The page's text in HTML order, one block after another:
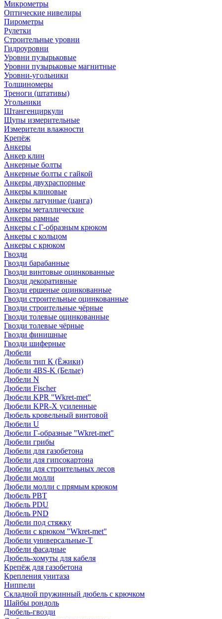
Микрометры
Оптические нивелиры
Пирометры
Рулетки
Строительные уровни
Гидроуровни
Уровни пузырьковые
Уровни пузырьковые магнитные
Уровни-угольники
Толщиномеры
Треноги (штативы)
Угольники
Штангенциркули
Щупы измерительные
Измерители влажности
Крепёж
Анкеры
Анкер клин
Анкерные болты
Анкерные болты с гайкой
Анкеры двухраспорные
Анкеры клиновые
Анкеры латунные (цанга)
Анкеры металлические
Анкеры рамные
Анкеры с Г-образным крюком
Анкеры с кольцом
Анкеры с крюком
Гвозди
Гвозди барабанные
Гвозди винтовые оцинкованные
Гвозди декоративные
Гвозди ершеные оцинкованные
Гвозди строительные оцинкованные
Гвозди строительные чёрные
Гвозди толевые оцинкованные
Гвозди толевые чёрные
Гвозди финишные
Гвозди шиферные
Дюбели
Дюбели тип К (Ёжики)
Дюбели 4BS-K (Белые)
Дюбели N
Дюбели Fischer
Дюбели KPR "Wkret-met"
Дюбели KPR-Х усиленные
Дюбель кровельный винтовой
Дюбели U
Дюбели Г-образные "Wkret-met"
Дюбели грибы
Дюбели для газобетона
Дюбели для гипсокартона
Дюбели для строительных лесов
Дюбели молли
Дюбели молли с прямым крюком
Дюбель PBT
Дюбель PDU
Дюбель PND
Дюбели под стяжку
Дюбели с крюком "Wkret-met"
Дюбели универсальные-Т
Дюбели фасадные
Дюбель-хомуты для кабеля
Крепёж для газобетона
Крепления унитаза
Ниппели
Складной пружинный дюбель с крючком
Шайбы рондоль
Дюбель-гвозди